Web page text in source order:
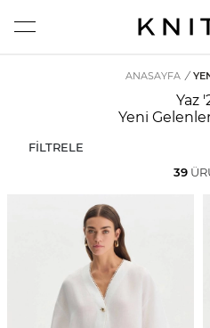
ANASAYFA /
Yaz
Yeni
FİLTRELE
39